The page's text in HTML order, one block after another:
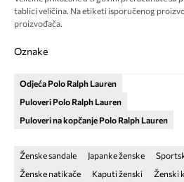
tablici veličina. Na etiketi isporučenog
proizvođača.
Oznake
Odjeća Polo Ralph Lauren
Puloveri Polo Ralph Lauren
Puloveri na kopčanje Polo Ralph Lauren
Ženske sandale Japanke ženske
Ženske natikače
Kaputi ženski
Ženski